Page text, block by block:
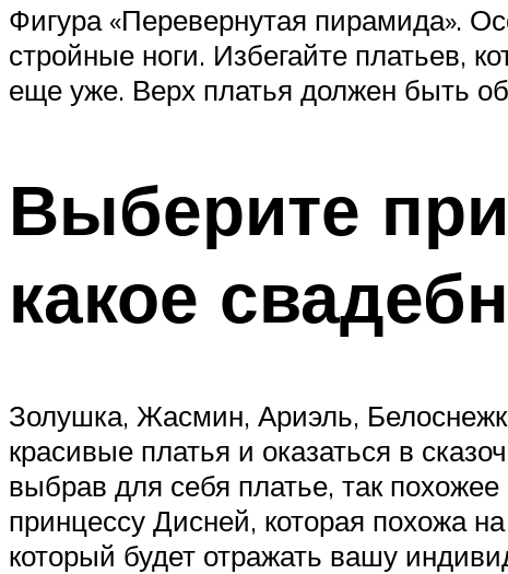
Фигура «Перевернутая пирамида».
стройные ноги. Избегайте платьев,
еще уже. Верх платья должен быть
Выберите
какое
Золушка, Жасмин, Ариэль,
красивые платья и оказаться в
выбрав для себя платье, так
принцессу Дисней, которая похожа
который будет отражать вашу